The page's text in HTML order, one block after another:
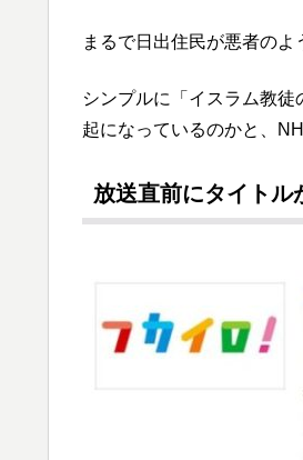
まるで日出住民が悪者のよ
シンプルに「イスラム教
起になっているのかと、
放送直前にタイトル